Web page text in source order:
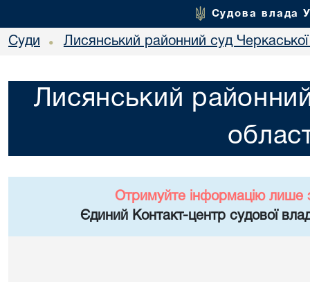
Судова влада
Суди • Лисянський районний суд Черкаської
Лисянський
Отримуйте інформацію лише
Єдиний Контакт-центр судової